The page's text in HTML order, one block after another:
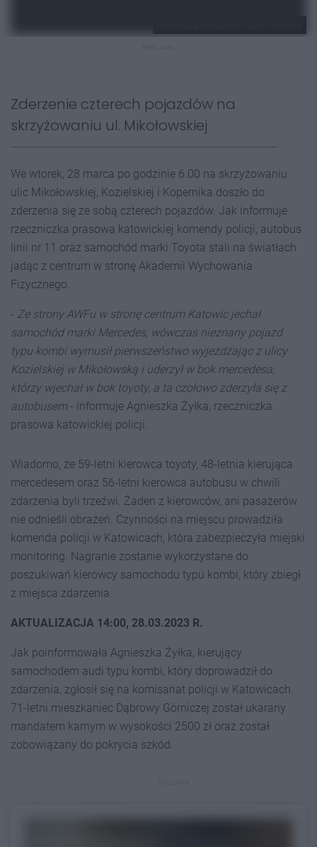
Zderzenie czterech pojazdów na
skrzyżowaniu ul. Mikołowskiej
We wtorek, 28 marca po godzinie 6.00 na skrzyżowaniu
ulic Mikołowskiej, Kozielskiej i Kopernika doszło do
zderzenia się ze sobą czterech pojazdów. Jak informuje
rzeczniczka prasowa katowickiej komendy policji, autobus
linii nr 11 oraz samochód marki Toyota stali na światłach
jadąc z centrum w stronę Akademii Wychowania
Fizycznego.
- Ze strony AWFu w stronę centrum Katowic jechał
samochód marki Mercedes, wówczas nieznany pojazd
typu kombi wymusił pierwszeństwo wyjeżdżając z ulicy
Kozielskiej w Mikołowską i uderzył w bok mercedesa,
którzy wjechał w bok toyoty, a ta czołowo zderzyła się z
autobusem- informuje Agnieszka Żyłka, rzeczniczka
prasowa katowickiej policji.
Wiadomo, że 59-letni kierowca toyoty, 48-letnia kierująca
mercedesem oraz 56-letni kierowca autobusu w chwili
zdarzenia byli trzeźwi. Żaden z kierowców, ani pasażerów
nie odnieśli obrażeń. Czynności na miejscu prowadziła
komenda policji w Katowicach, która zabezpieczyła miejski
monitoring. Nagranie zostanie wykorzystane do
poszukiwań kierowcy samochodu typu kombi, który zbiegł
z miejsca zdarzenia.
AKTUALIZACJA 14:00, 28.03.2023 R.
Jak poinformowała Agnieszka Żyłka, kierujący
samochodem audi typu kombi, który doprowadził do
zdarzenia, zgłosił się na komisariat policji w Katowicach.
71-letni mieszkaniec Dąbrowy Górniczej został ukarany
mandatem karnym w wysokości 2500 zł oraz został
zobowiązany do pokrycia szkód.